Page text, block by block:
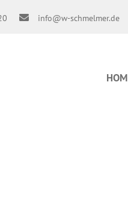
info@w-schmelmer.de